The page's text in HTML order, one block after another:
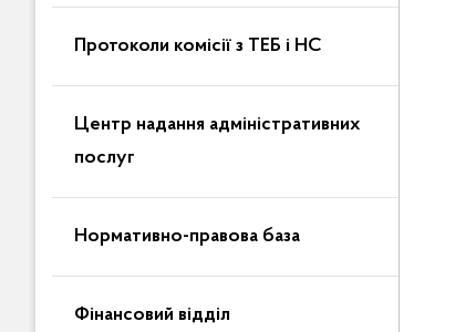
Протоколи комісії з ТЕБ і НС
Центр надання адміністративних
послуг
Нормативно-правова база
Фінансовий відділ